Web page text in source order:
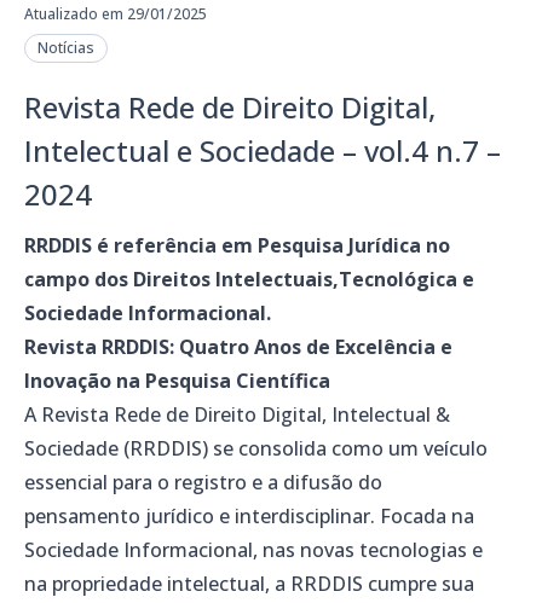
Atualizado em 29/01/2025
Notícias
Revista Rede de Direito Digital,
Intelectual e Sociedade – vol.4 n.7 –
2024
RRDDIS é referência em Pesquisa Jurídica no
campo dos Direitos Intelectuais,Tecnológica e
Sociedade Informacional.
Revista RRDDIS: Quatro Anos de Excelência e
Inovação na Pesquisa Científica
A Revista Rede de Direito Digital, Intelectual &
Sociedade (RRDDIS) se consolida como um veículo
essencial para o registro e a difusão do
pensamento jurídico e interdisciplinar. Focada na
Sociedade Informacional, nas novas tecnologias e
na propriedade intelectual, a RRDDIS cumpre sua